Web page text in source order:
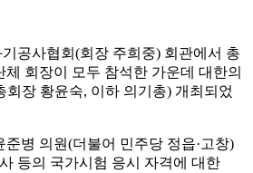
공사협회(회장 주희중) 회관에서 총
체 회장이 모두 참석한 가운데 대한의
회장 황윤숙, 이하 의기총) 개최되었
준병 의원(더불어 민주당 정읍·고창)
등의 국가시험 응시 자격에 대한